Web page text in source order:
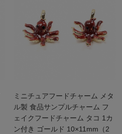
ミニチュアフードチャーム メタ
ル製 食品サンプルチャーム フ
ェイクフードチャーム タコ 1カ
ン付き ゴールド 10×11mm（2